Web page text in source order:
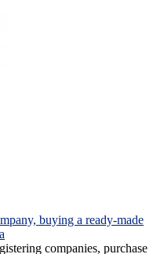
buying a ready-made
companies, purchase